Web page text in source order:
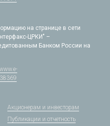
на странице в сети
ЦРКИ" –
Банком России на
Акционерам и инвесторам
Публикации и отчетность